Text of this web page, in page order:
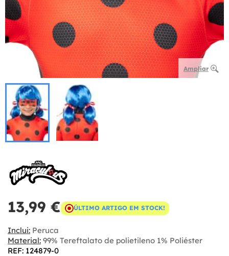
Ampliar
13,99 € ÚLTIMO ARTIGO EM STOCK!
Inclui: Peruca
Material: 99% Tereftalato de polietileno 1% Poliéster
REF: 124879-0